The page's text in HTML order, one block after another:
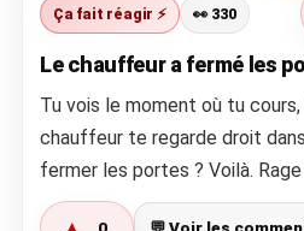
Ça fait réagir ⚡ 👀 330
Le chauffeur a fermé les
Tu vois le moment où tu
chauffeur te regarde droit
fermer les portes ? Voilà.
0 💬 Voir les